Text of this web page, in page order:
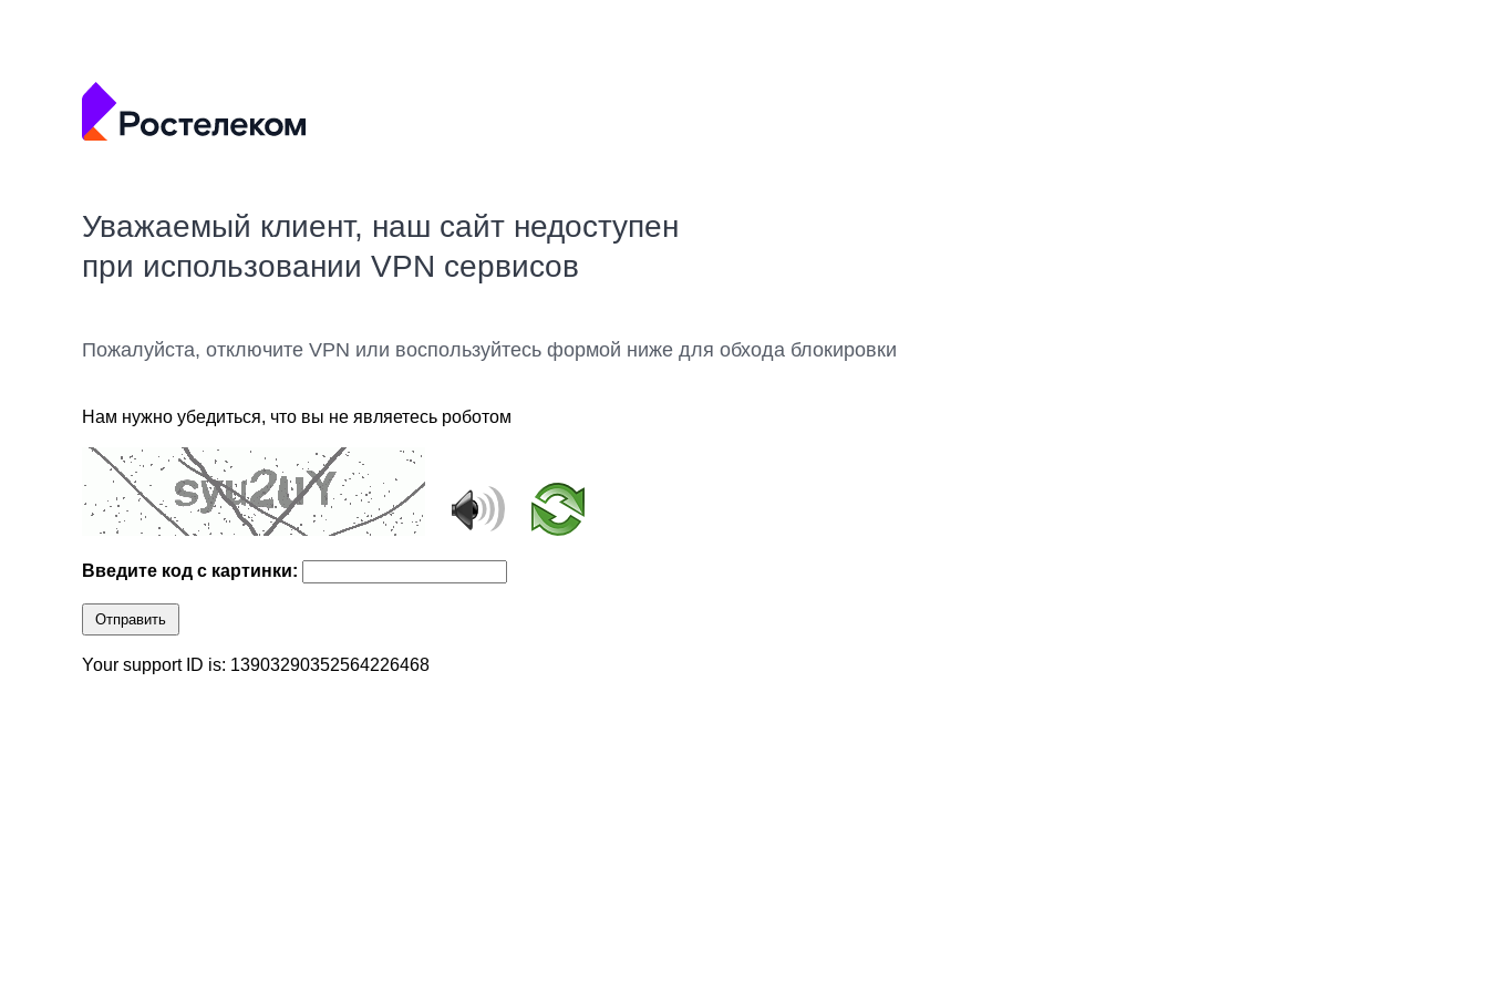
Уважаемый клиент, наш сайт недоступен
при использовании VPN сервисов
Пожалуйста, отключите VPN или воспользуйтесь формой ниже для обхода блокировки
Нам нужно убедиться, что вы не являетесь роботом
Введите код с картинки:
Отправить
Your support ID is: 13903290352564226468